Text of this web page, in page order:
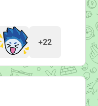
+22